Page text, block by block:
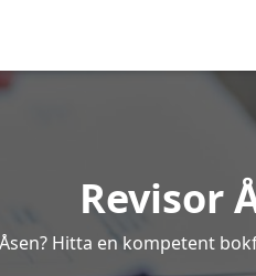
Revisor
Hitta en kompetent